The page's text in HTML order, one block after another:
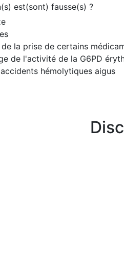
est(sont) fausse(s) ?
la prise de certains
de l'activité de la G6PD
hémolytiques aigus